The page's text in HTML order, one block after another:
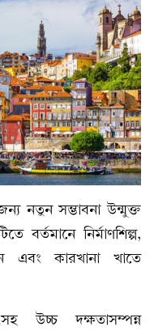
নতুন সম্ভাবনা উন্মুক্ত
বর্তমানে নির্মাণশিল্প,
এবং কারখানা খাতে
উচ্চ দক্ষতাসম্পন্ন